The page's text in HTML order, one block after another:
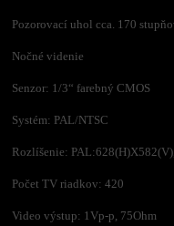
Pozorovací uhol cca. 170
Nočné videnie
Senzor: 1/3“ farebný CMOS
Systém: PAL/NTSC
Rozlíšenie:
Počet TV riadkov: 420
Video výstup: 1Vp-p, 75Ohm